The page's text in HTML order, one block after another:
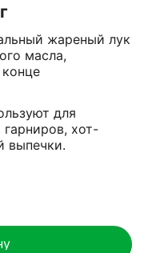
жареный лук
масла,
для
хот-
выпечки.